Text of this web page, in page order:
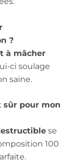
?
à mâcher
ci soulage
saine.
sûr pour mon
se
100